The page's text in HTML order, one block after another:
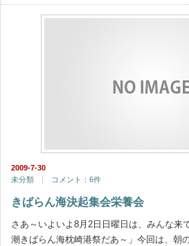
2009-7-30
未分類
コメント：6件
きばらん海決起集会栄養会
さあ～いよいよ8月2日日曜日は、みんな来
潮きばらん海枕崎港祭だあ～」今回は、朝